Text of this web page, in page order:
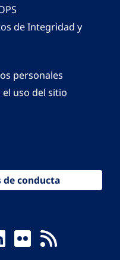
de Integridad y
personales
uso del sitio
de conducta